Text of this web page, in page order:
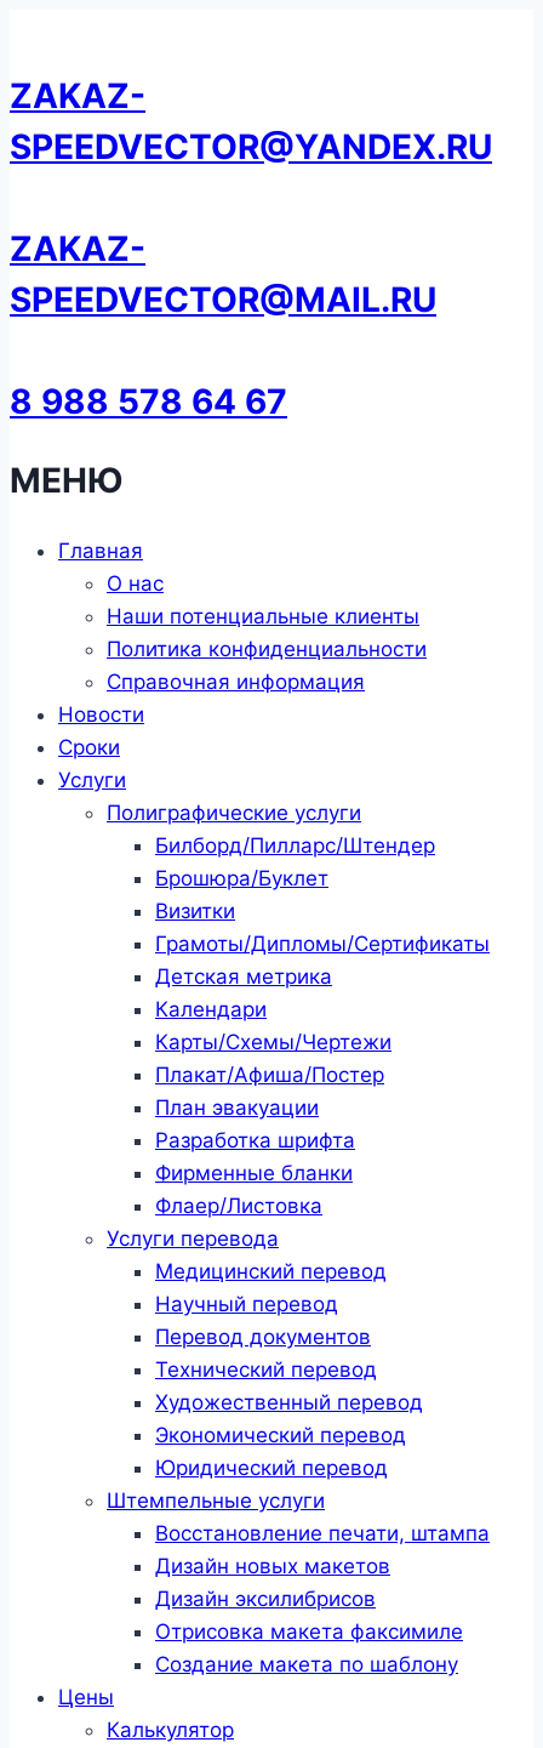
содержанию
ZAKAZ-
SPEEDVECTOR@YANDEX.RU
ZAKAZ-
SPEEDVECTOR@MAIL.RU
8 988 578 64 67
МЕНЮ
Главная
О нас
Наши потенциальные клиенты
Политика конфиденциальности
Справочная информация
Новости
Сроки
Услуги
Полиграфические услуги
Билборд/Пилларс/Штендер
Брошюра/Буклет
Визитки
Грамоты/Дипломы/Сертификаты
Детская метрика
Календари
Карты/Схемы/Чертежи
Плакат/Афиша/Постер
План эвакуации
Разработка шрифта
Фирменные бланки
Флаер/Листовка
Услуги перевода
Медицинский перевод
Научный перевод
Перевод документов
Технический перевод
Художественный перевод
Экономический перевод
Юридический перевод
Штемпельные услуги
Восстановление печати, штампа
Дизайн новых макетов
Дизайн эксилибрисов
Отрисовка макета факсимиле
Создание макета по шаблону
Цены
Калькулятор